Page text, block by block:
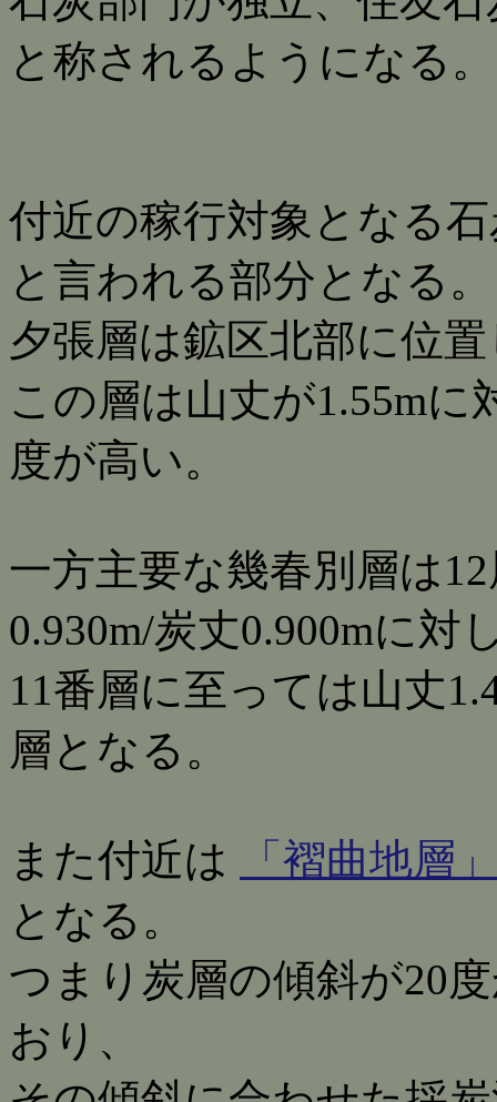
と称されるようになる。
付近の稼行対象となる
と言われる部分となる。
夕張層は鉱区北部に位
この層は山丈が1.55mに
度が高い。
一方主要な幾春別層は
0.930m/炭丈0.900mに対
11番層に至っては山丈
層となる。
また付近は
「褶曲地層
となる。
つまり炭層の傾斜が20
おり、